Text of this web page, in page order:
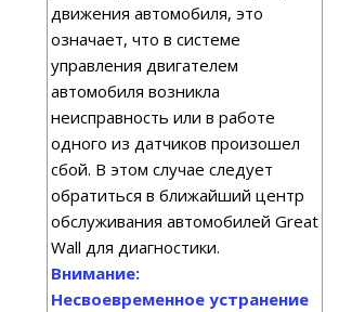
движения автомобиля, это
означает, что в системе
управления двигателем
автомобиля возникла
неисправность или в работе
одного из датчиков произошел
сбой. В этом случае следует
обратиться в ближайший центр
обслуживания автомобилей Great
Wall для диагностики.
Внимание:
Несвоевременное устранение